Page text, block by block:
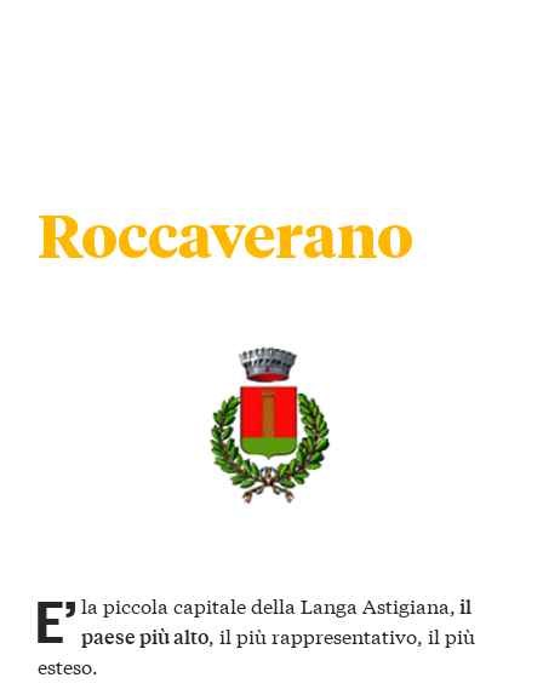
Roccaverano
E’ la piccola capitale della Langa Astigiana,il
paese più alto, il più rappresentativo, il più
esteso.